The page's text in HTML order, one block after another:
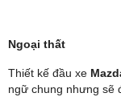
Ngoại thất
Thiết kế đầu xe
ngữ chung nhưng sẽ